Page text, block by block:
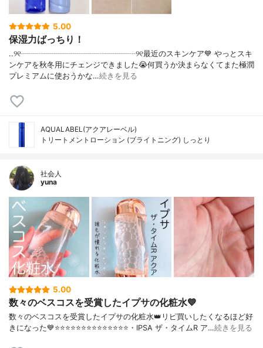
5.00
保湿力ばっちり！
..୨୧┈┈┈┈┈┈┈┈┈┈┈┈┈┈┈୨୧最近のスキンケア💙 やっとスキ
ンケアを秋冬用にチェンジできました😭何買うか決まらなくてまた極潤
プレミアムに使おうかな…続きを見る
AQUALABEL(アクアレーベル)
トリートメントローション (ブライトニング) しっとり
社会人
yuna
5.00
数々のベスコスを受賞したイプサの化粧水💙
数々のベスコスを受賞したイプサの化粧水👑リピ買いしたくなるほど好
きになった💙⭐️⭐️⭐️⭐️⭐️⭐️⭐️⭐️⭐️⭐️⭐️⭐️⭐️⭐️・IPSA ザ・タイムR ア…続きを見る